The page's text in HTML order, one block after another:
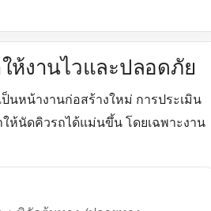
ห้งานไวและปลอดภัย
นหน้างานก่อสร้างใหม่ การประเมิน
ห้นัดคิวรถได้แม่นขึ้น โดยเฉพาะงาน